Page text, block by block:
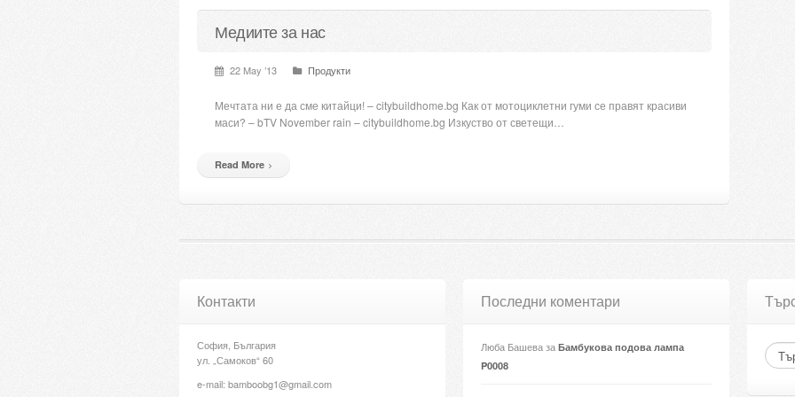
Медиите за нас
22 May ’13 Продукти
Мечтата ни е да сме китайци! – citybuildhome.bg Как от мотоциклетни гуми се правят красиви
маси? – bTV November rain – citybuildhome.bg Изкуство от светещи…
Read More
Контакти
София, България
ул. „Самоков“ 60
e-mail: bamboobg1@gmail.com
Последни коментари
Люба Башеваза Бамбукова подова лампа
P0008